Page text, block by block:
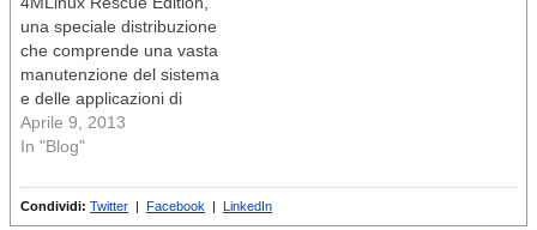
una speciale distribuzione
che comprende una vasta
manutenzione del sistema
e delle applicazioni di
recupero, è ora alla
versione 6.0. n Come
4MLinux come cuore, ma
ha alcune applicazioni di
Aprile 9, 2013
In "Blog"
Condividi: Twitter | Facebook | LinkedIn